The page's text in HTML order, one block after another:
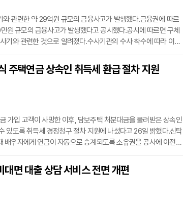
관련한 약 29억원 규모의 금융사고가 발생했다.금융권에 따르
규모의 금융사고가 발생했다고 공시했다.공시에 따르면 구체
기와 관련한 것으로 알려졌다.수사기관의 수사 착수에 따라 이번
적 조치 등에 나설 예정이다.
주택연금 상속인 취득세 환급 절차 지원
가입 고객이 사망한 이후, 담보주택 처분대금을 물려받은 상속인
있도록 취득세 경정청구 절차 지원에 나섰다고 26일 밝혔다.신탁
배우자에게 연금이 자동으로 승계되도록 소유권을 공사에 이전하
처분대금에 대한 권리일 경우, 수익자에게 취득세를 부과할 수 없
주택연금 고객 전용 복지 서비스인 다부짐 프로그램을 통해 해당
면 대출 상담 서비스 전면 개편